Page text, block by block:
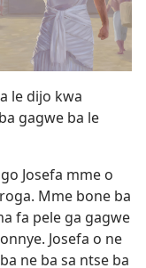
le dijo kwa
gagwe ba le
Josefa mme o
Mme bone ba
fa pele ga gagwe
Josefa o ne
ne ba sa ntse ba